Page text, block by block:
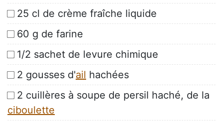
25 cl de crème fraîche liquide
60 g de farine
1/2 sachet de levure chimique
2 gousses d'ail hachées
2 cuillères à soupe de persil haché, de la
ciboulette